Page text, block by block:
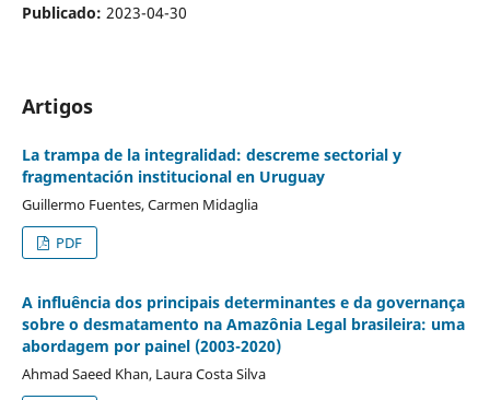
Publicado: 2023-04-30
Artigos
La trampa de la integralidad: descreme sectorial y
fragmentación institucional en Uruguay
Guillermo Fuentes, Carmen Midaglia
PDF
A influência dos principais determinantes e da governança
sobre o desmatamento na Amazônia Legal brasileira: uma
abordagem por painel (2003-2020)
Ahmad Saeed Khan, Laura Costa Silva